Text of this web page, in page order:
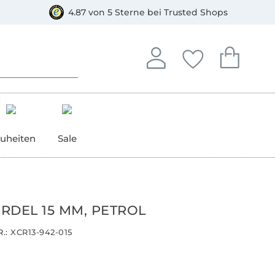
4.87 von 5 Sterne bei Trusted Shops
Anmelden
In deinem Konto
Deine
Du hast keine
Dein
Du hast
Sale
15 MM, PETROL
XCR13-942-015